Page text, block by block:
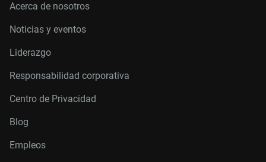
Acerca de nosotros
Noticias y eventos
Liderazgo
Responsabilidad corporativa
Centro de Privacidad
Blog
Empleos